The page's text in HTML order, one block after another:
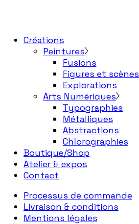
Créations
Peintures
Fusions
Figures et scènes
Explorations
Arts Numériques
Typographies
Métalliques
Abstractions
Chlorographies
Boutique/Shop
Atelier & expos
Contact
Processus de commande
Livraison & conditions
Mentions légales